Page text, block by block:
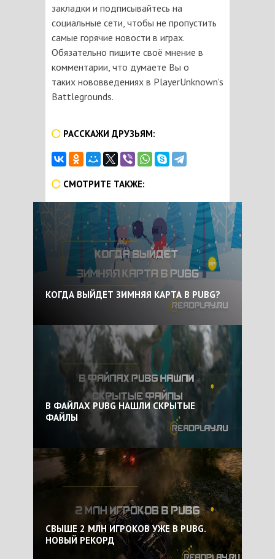
закладки и подписывайтесь на
социальные сети, чтобы не пропустить
самые горячие новости в играх.
Обязательно пишите своё мнение в
комментарии, что думаете Вы о
таких нововведениях в PlayerUnknown's
Battlegrounds.
РАССКАЖИ ДРУЗЬЯМ:
СМОТРИТЕ ТАКЖЕ:
КОГДА ВЫЙДЕТ ЗИМНЯЯ КАРТА В PUBG?
В ФАЙЛАХ PUBG НАШЛИ СКРЫТЫЕ
ФАЙЛЫ
СВЫШЕ 2 МЛН ИГРОКОВ УЖЕ В PUBG.
НОВЫЙ РЕКОРД